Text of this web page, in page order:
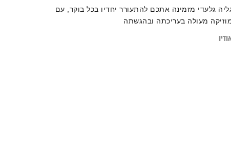
גלעדי מזמינה אתכם להתעורר יחדיו בכל בוקר, עם
מעולה בעריכתה ובהגשתה